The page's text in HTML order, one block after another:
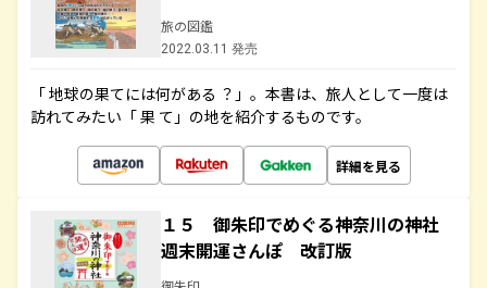
旅の図鑑
2022.03.11 発売
「 地球の果てには何がある ？」。本書は、旅人として一度は
訪れてみたい「 果 て」の地を紹介するものです。
詳細を見る
１５ 御朱印でめぐる神奈川の神社
週末開運さんぽ 改訂版